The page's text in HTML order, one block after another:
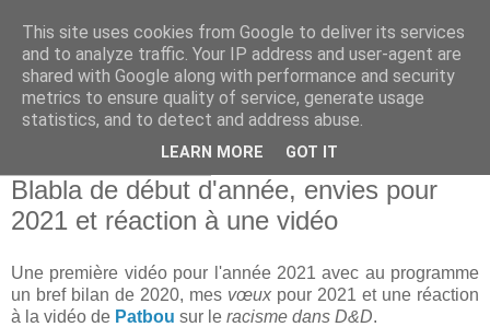
Blabla de début d'année, envies pour
2021 et réaction à une vidéo
Une première vidéo pour l'année 2021 avec au programme
un bref bilan de 2020, mes vœux pour 2021 et une réaction
à la vidéo de Patbou sur le racisme dans D&D.
This site uses cookies from Google to deliver its services
and to analyze traffic. Your IP address and user-agent are
shared with Google along with performance and security
metrics to ensure quality of service, generate usage
statistics, and to detect and address abuse.
LEARN MORE GOT IT